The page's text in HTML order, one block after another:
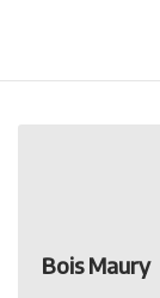
Bois Maury